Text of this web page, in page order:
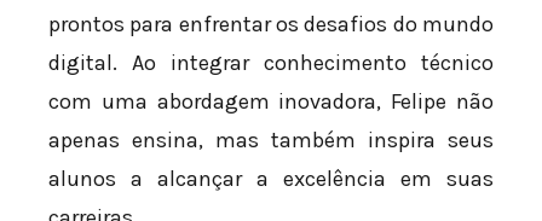
prontos para enfrentar os desafios do mundo
digital. Ao integrar conhecimento técnico
com uma abordagem inovadora, Felipe não
apenas ensina, mas também inspira seus
alunos a alcançar a excelência em suas